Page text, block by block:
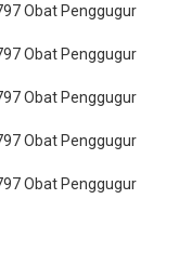
Obat Penggugur
Obat Penggugur
Obat Penggugur
Obat Penggugur
Obat Penggugur